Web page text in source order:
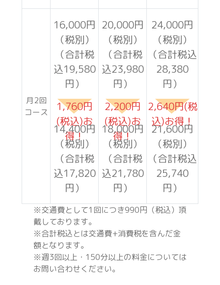
月2回
コース
16,000円
（税別）
（合計税
込19,580
円）
1,760円
(税込)お
得！
14,400円
（税別）
（合計税
込17,820
円）
20,000円
（税別）
（合計税
込23,980
円）
2,200円
(税込)お
得！
18,000円
（税別）
（合計税
込21,780
円）
24,000円
（税別）
（合計税込
28,380
円）
2,640円(税
込)お得！
21,600円
（税別）
（合計税込
25,740
円）
※交通費として1回につき990円（税込）頂
戴しております。
※合計税込とは交通費+消費税を含んだ金
額となります。
※週3回以上・150分以上の料金については
お問い合わせください。